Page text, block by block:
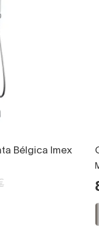
Bélgica Imex